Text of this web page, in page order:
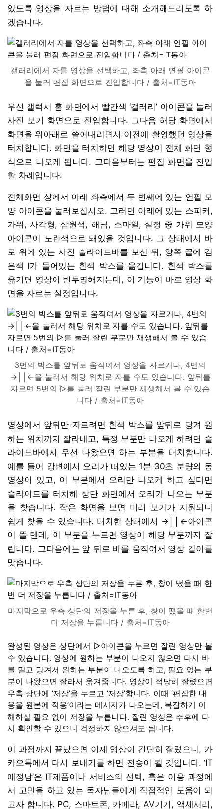
있도록 영상을 자르는 방법에 대해 소개해드리도록 하
겠습니다.
갤러리에서 자를 영상을 선택하고, 좌측 아래 연필 아이콘
을 눌러 편집 화면으로 진입합니다 / 출처=IT동아
우선 갤럭시 홈 화면에서 빨간색 ‘갤러리’ 아이콘을 눌러
사진 보기 화면으로 진입합니다. 그다음 해당 화면에서
화면을 위아래로 쓸어내리면서 이전에 촬영했던 영상을
터치합니다. 화면을 터치하면 해당 영상이 전체 화면 형
식으로 나오게 됩니다. 그다음부터는 편집 화면을 진입
할 차례입니다.
전체화면 상에서 아래 좌측에서 두 번째에 있는 연필 모
양 아이콘을 눌러보십시오. 그러면 아래에 있는 스피커,
가위, 사각형, 삼원색, 해님, 스마일, 설정 중 가위 모양
아이콘이 노란색으로 돼있을 것입니다. 그 상태에서 바
로 위에 있는 사진 슬라이드바를 보신 뒤, 양쪽 끝에 검
은색 I가 들어있는 흰색 박스를 옮깁니다. 흰색 박스를
옮기면 영상이 반투명해지는데, 이 기능이 바로 영상 화
면을 자르는 설정입니다.
3번의 박스를 앞뒤로 움직여서 영상을 자르거나, 4번의
→││←을 눌러서 해당 위치로 자를 수도 있습니다. 앞뒤를
자르면 5번의 ▷를 눌러 잘린 부분만 재생해서 볼 수 있습
니다 / 출처=IT동아
영상에서 앞뒤만 자르려면 흰색 박스를 앞뒤로 당겨 원
하는 위치까지 잘라내고, 특정 부분만 나오게 하려면 슬
라이드바에서 우선 나왔으면 하는 부분을 터치합니다.
예를 들어 강변에서 오리가 떠있는 1분 30초 분량의 동
영상이 있고, 이 부분에서 오리만 나오게 하고 싶다면
슬라이드를 터치해 상단 화면에서 오리가 나오는 부분
을 찾습니다. 작은 화면을 보면 미리 보기가 지원되니
쉽게 찾을 수 있습니다. 터치한 상태에서 →││←아이콘
이 뜰 텐데, 이 부분을 누르면 영상이 해당 부분까지 잘
립니다. 그다음에는 앞 뒤로 바를 움직여서 영상 길이를
맞춥니다.
마지막으로 우측 상단의 저장을 누른 후, 창이 떴을 때 한번
더 저장을 누릅니다 / 출처=IT동아
완성된 영상은 상단에서 ▷아이콘을 누르면 잘린 영상만 볼
수 있습니다. 영상에 원하는 부분이 나오지 않으면 다시 바
를 밀고 당겨서 원하는 부분이 나오도록 하고, 필요 없는 부
분이 나왔으면 잘라서 옮겨줍니다. 영상이 적당히 잘렸으면
우측 상단에 ‘저장’을 누르고 ‘저장’합니다. 이때 ‘편집한 내
용을 원본에 적용’이라는 메시지가 나오는데, 복잡하게 이
해하실 필요 없이 저장을 누릅니다. 잘린 영상은 추후에 다
시 확인할 수 있으니 걱정하지 않으셔도 됩니다.
이 과정까지 끝났으면 이제 영상이 간단히 잘렸으니, 카
카오톡에서 다시 보내기를 하면 전송이 될 것입니다. ‘IT
애정남’은 IT제품이나 서비스의 선택, 혹은 이용 과정에
서 고민을 하고 있는 독자님들에게 직접적인 도움이 되
고자 합니다. PC, 스마트폰, 카메라, AV기기, 액세서리,